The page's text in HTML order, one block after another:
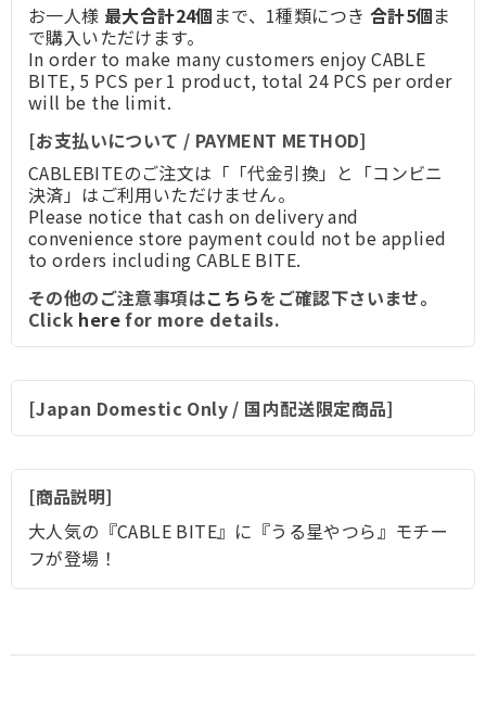
お一人様 最大合計24個 まで、1種類につき 合計5個ま
で購入いただけます。
In order to make many customers enjoy CABLE
BITE, 5 PCS per 1 product, total 24 PCS per order
will be the limit.
[お支払いについて / PAYMENT METHOD]
CABLEBITEのご注文は「「代金引換」と「コンビニ
決済」はご利用いただけません。
Please notice that cash on delivery and
convenience store payment could not be applied
to orders including CABLE BITE.
その他のご注意事項はこちらをご確認下さいませ。
Click herefor more details.
[Japan Domestic Only / 国内配送限定商品]
商品説明
大人気の『CABLE BITE』に『うる星やつら』モチー
フが登場！